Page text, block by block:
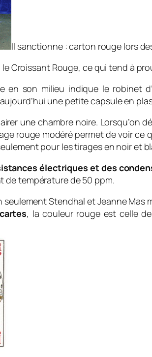
Il sanctionne : carton rouge lors
le Croissant Rouge, ce qui tend à
en son milieu indique le robinet
une petite capsule en
une chambre noire. Lorsqu’on
rouge modéré permet de voir ce
pour les tirages en noir et
électriques et des
de température de 50 ppm.
Stendhal et Jeanne Mas
cartes, la couleur rouge est celle